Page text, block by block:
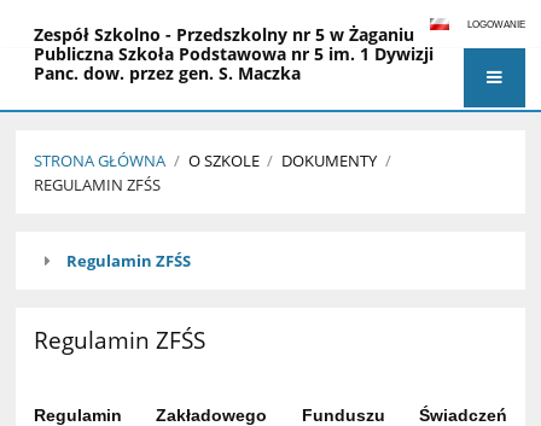
LOGOWANIE
Zespół Szkolno - Przedszkolny nr 5 w Żaganiu
Publiczna Szkoła Podstawowa nr 5 im. 1 Dywizji
Panc. dow. przez gen. S. Maczka
Janczarskiego
STRONA GŁÓWNA / O SZKOLE / DOKUMENTY /
REGULAMIN ZFŚS
Regulamin
ZFŚSRegulamin ZFŚS
Regulamin ZFŚS
Regulamin Zakładowego Funduszu Świadczeń